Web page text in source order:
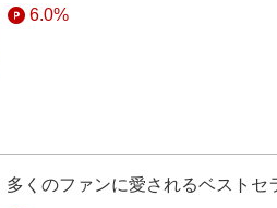
6.0%
多くのファンに愛されるベストセ